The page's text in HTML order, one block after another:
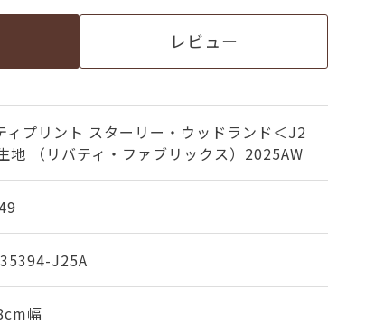
レビュー
ィプリント スターリー・ウッドランド＜J2
地 （リバティ・ファブリックス）2025AW
J25A
幅